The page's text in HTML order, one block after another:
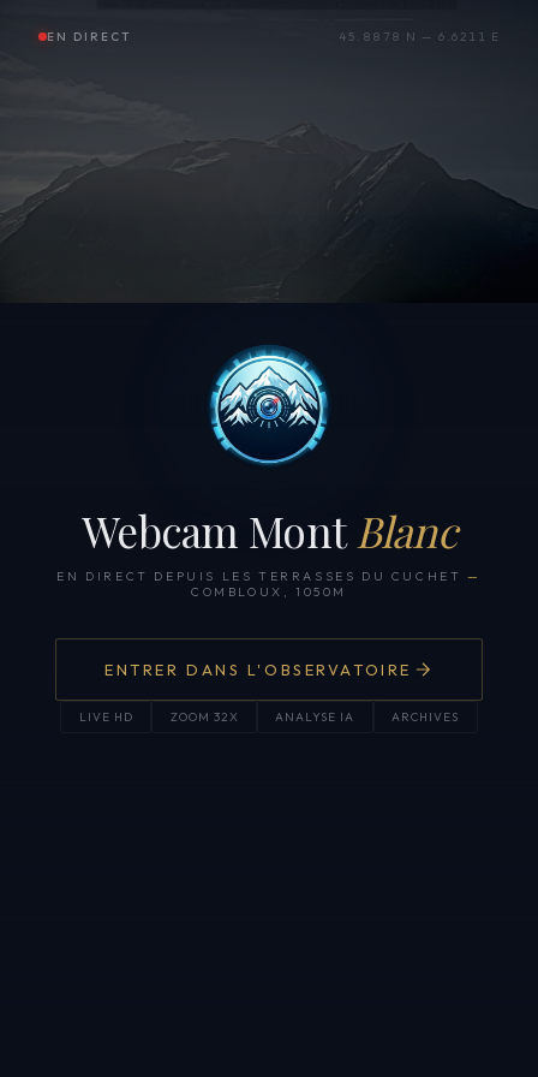
EN DIRECT 45.8878 N — 6.6211 E
Webcam Mont Blanc
EN DIRECT DEPUIS LES TERRASSES DU CUCHET —
COMBLOUX, 1050M
ENTRER DANS L'OBSERVATOIRE
LIVE HD ZOOM 32X ANALYSE IA ARCHIVES